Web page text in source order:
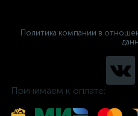
Политика компании в
Принимаем к оплате: